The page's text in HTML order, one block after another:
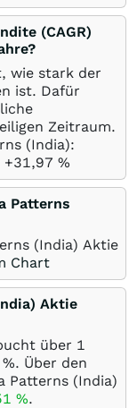
(CAGR)
wie stark der
ist. Dafür
Zeitraum.
(India):
%
Patterns
(India) Aktie
Chart
Aktie
über 1
%. Über den
Patterns (India)
%.